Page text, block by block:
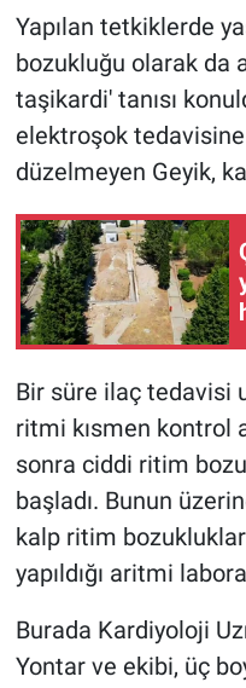
Yapılan tetkiklerde
bozukluğu olarak da
taşikardi' tanısı
elektroşok
düzelmeyen Geyik,
Bir süre ilaç tedavisi
ritmi kısmen kontrol
sonra ciddi ritim
başladı. Bunun
kalp ritim
yapıldığı aritmi
Burada Kardiyoloji
Yontar ve ekibi, üç